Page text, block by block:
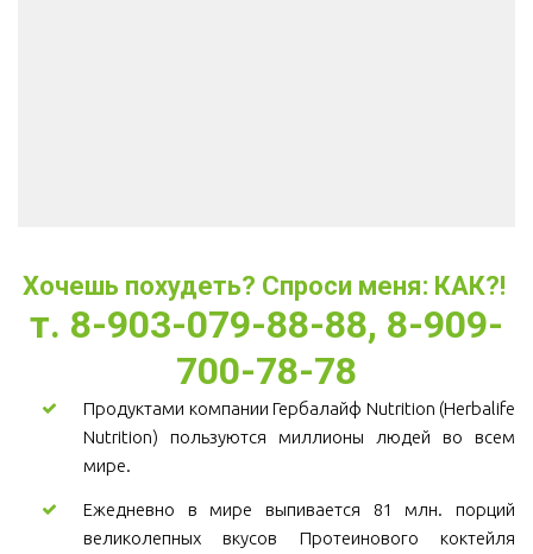
Хочешь похудеть? Спроси меня: КАК?!
т. 8-903-079-88-88, 8-909-
700-78-78
Продуктами компании Гербалайф Nutrition (Herbalife
Nutrition) пользуются миллионы людей во всем
мире.
Ежедневно в мире выпивается 81 млн. порций
великолепных вкусов Протеинового коктейля